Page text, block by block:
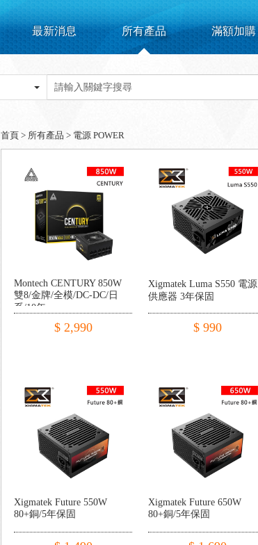
最新消息 所有產品 滿額加購
首頁 > 所有產品 > 電源 POWER
Montech CENTURY 850W
雙8/金牌/全模/DC-DC/日
系/10年
$ 2,990
Xigmatek Luma S550 電源
供應器 3年保固
$ 990
Xigmatek Future 550W
80+銅/5年保固
Xigmatek Future 650W
80+銅/5年保固